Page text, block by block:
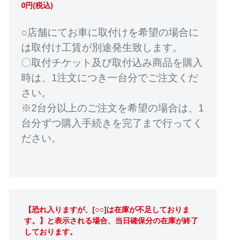
0円(税込)
○店舗にてお車に取付けを希望の場合に
は取付け工賃が別途発生致します。
〇取付チケット及び取付込み商品を購入
時は、1注文につき一台分でご注文くだ
さい。
※2台分以上のご注文を希望の場合は、1
台分ずつ購入手続きを完了まで行ってく
ださい。
【恐れ入りますが、[○○]は在庫が不足しておりま
す。】と表示される場合、当日確保分の在庫が終了
しております。